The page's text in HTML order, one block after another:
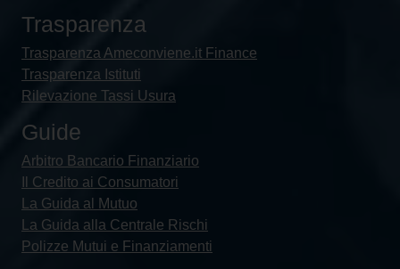
Trasparenza
Trasparenza Ameconviene.it Finance
Trasparenza Istituti
Rilevazione Tassi Usura
Guide
Arbitro Bancario Finanziario
Il Credito ai Consumatori
La Guida al Mutuo
La Guida alla Centrale Rischi
Polizze Mutui e Finanziamenti